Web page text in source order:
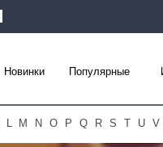
Новинки Популярные
L M N O P Q R S T U V